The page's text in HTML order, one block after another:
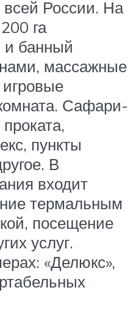
России. На
га
и банный
массажные
Сафари-
пункты
В
входит
термальным
посещение
услуг.
«Делюкс»,